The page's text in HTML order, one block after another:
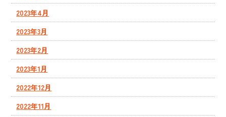
2023年4月
2023年3月
2023年2月
2023年1月
2022年12月
2022年11月